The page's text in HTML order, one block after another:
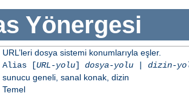
Yönergesi
URL’leri dosya sistemi konumlarıyla eşler.
Alias [URL-yolu] dosya-yolu| dizin-
sunucu geneli, sanal konak, dizin
Temel